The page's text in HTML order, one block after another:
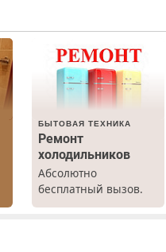
БЫТОВАЯ ТЕХНИКА
Ремонт
холодильников
Абсолютно
бесплатный вызов.
Ремонт